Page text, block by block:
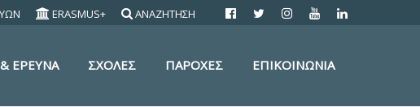
ERASMUS+ ΑΝΑΖΗΤΗΣΗ
ΕΡΕΥΝΑ ΣΧΟΛΕΣ ΠΑΡΟΧΕΣ ΕΠΙΚΟΙΝΩΝΙΑ